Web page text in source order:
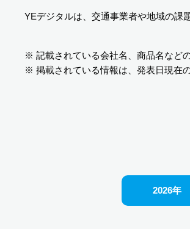
YEデジタルは、交通事業者や地域の課
※ 記載されている会社名、商品名など
※ 掲載されている情報は、発表日現在
2026年